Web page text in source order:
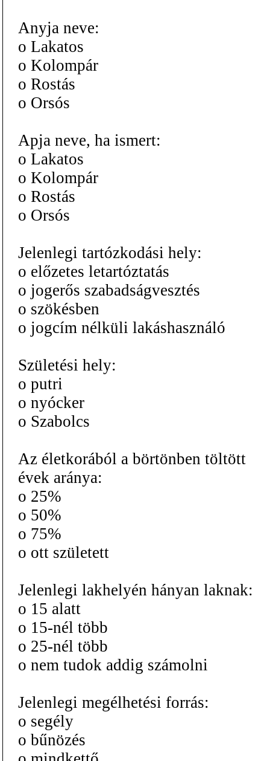
Anyja neve:
o Lakatos
o Kolompár
o Rostás
o Orsós
Apja neve, ha ismert:
o Lakatos
o Kolompár
o Rostás
o Orsós
Jelenlegi tartózkodási hely:
o előzetes letartóztatás
o jogerős szabadságvesztés
o szökésben
o jogcím nélküli lakáshasználó
Születési hely:
o putri
o nyócker
o Szabolcs
Az életkorából a börtönben töltött
évek aránya:
o 25%
o 50%
o 75%
o ott született
Jelenlegi lakhelyén hányan laknak:
o 15 alatt
o 15-nél több
o 25-nél több
o nem tudok addig számolni
Jelenlegi megélhetési forrás:
o segély
o bűnözés